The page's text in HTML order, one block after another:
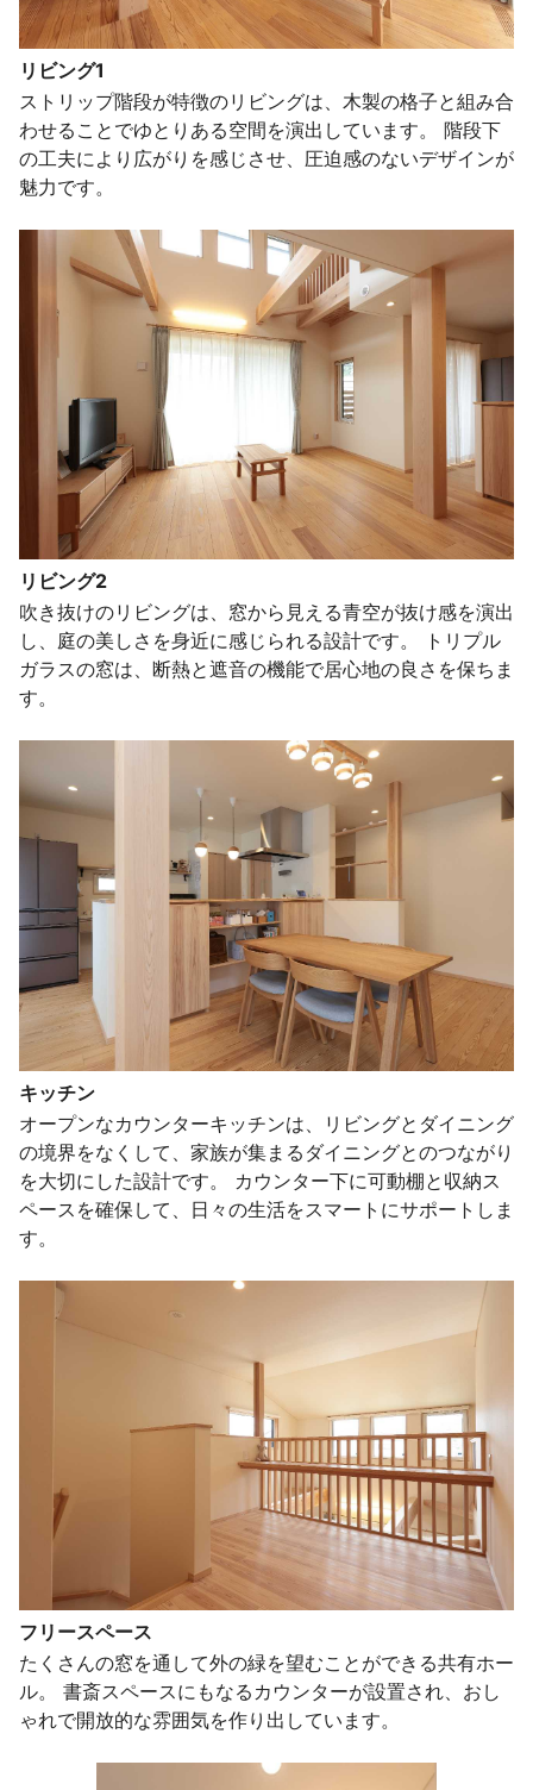
リビング1
ストリップ階段が特徴のリビングは、木製の格子と組み合
わせることでゆとりある空間を演出しています。 階段下
の工夫により広がりを感じさせ、圧迫感のないデザインが
魅力です。
リビング2
吹き抜けのリビングは、窓から見える青空が抜け感を演出
し、庭の美しさを身近に感じられる設計です。 トリプル
ガラスの窓は、断熱と遮音の機能で居心地の良さを保ちま
す。
キッチン
オープンなカウンターキッチンは、リビングとダイニング
の境界をなくして、家族が集まるダイニングとのつながり
を大切にした設計です。 カウンター下に可動棚と収納ス
ペースを確保して、日々の生活をスマートにサポートしま
す。
フリースペース
たくさんの窓を通して外の緑を望むことができる共有ホー
ル。 書斎スペースにもなるカウンターが設置され、おし
ゃれで開放的な雰囲気を作り出しています。